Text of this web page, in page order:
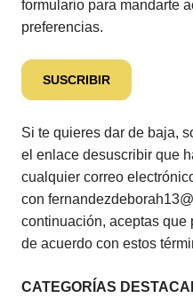
formulario para mandarte
preferencias.
Si te quieres dar de baja,
el enlace desuscribir que
cualquier correo
con
continuación, aceptas que
de acuerdo con estos
CATEGORÍAS